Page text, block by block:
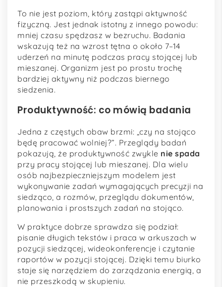
To nie jest poziom, który zastąpi aktywność
fizyczną. Jest jednak istotny z innego powodu:
mniej czasu spędzasz w bezruchu. Badania
wskazują też na wzrost tętna o około 7–14
uderzeń na minutę podczas pracy stojącej lub
mieszanej. Organizm jest po prostu trochę
bardziej aktywny niż podczas biernego
siedzenia.
Produktywność: co mówią badania
Jedna z częstych obaw brzmi: „czy na stojąco
będę pracować wolniej?”. Przeglądy badań
pokazują, że produktywność zwykle nie spada
przy pracy stojącej lub mieszanej. Dla wielu
osób najbezpieczniejszym modelem jest
wykonywanie zadań wymagających precyzji na
siedząco, a rozmów, przeglądu dokumentów,
planowania i prostszych zadań na stojąco.
W praktyce dobrze sprawdza się podział:
pisanie długich tekstów i praca w arkuszach w
pozycji siedzącej, wideokonferencje i czytanie
raportów w pozycji stojącej. Dzięki temu biurko
staje się narzędziem do zarządzania energią, a
nie przeszkodą w skupieniu.